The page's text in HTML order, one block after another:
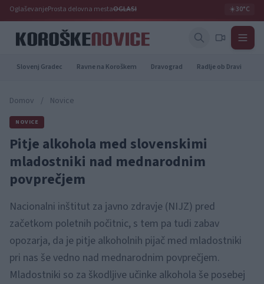
OglaševanjeProsta delovna mestaOGLASI ☀️30°C
Slovenj Gradec Ravne na Koroškem Dravograd Radlje ob Dravi
Domov / Novice
NOVICE
Pitje alkohola med slovenskimi
mladostniki nad mednarodnim
povprečjem
Nacionalni inštitut za javno zdravje (NIJZ) pred
začetkom poletnih počitnic, s tem pa tudi zabav
opozarja, da je pitje alkoholnih pijač med mladostniki
pri nas še vedno nad mednarodnim povprečjem.
Mladostniki so za škodljive učinke alkohola še posebej